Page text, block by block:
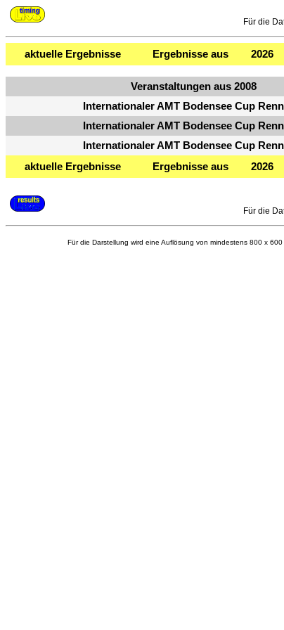
Für die
aktuelle Ergebnisse Ergebnisse aus 2026
Veranstaltungen aus 2008
Internationaler AMT Bodensee Cup
Internationaler AMT Bodensee Cup
Internationaler AMT Bodensee Cup
aktuelle Ergebnisse
Ergebnisse aus 2026
Für die
Für die Darstellung wird eine Auflösung von mindestens 800 x